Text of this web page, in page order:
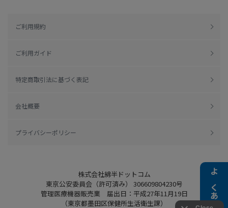
ご利用規約
ご利用ガイド
特定商取引法に基づく表記
会社概要
プライバシーポリシー
株式会社綿半ドットコム
東京公安委員会（許可済み） 306609804230号
管理医療機器販売業 届出日：平成27年11月19日
（東京都墨田区保健所生活衛生課）